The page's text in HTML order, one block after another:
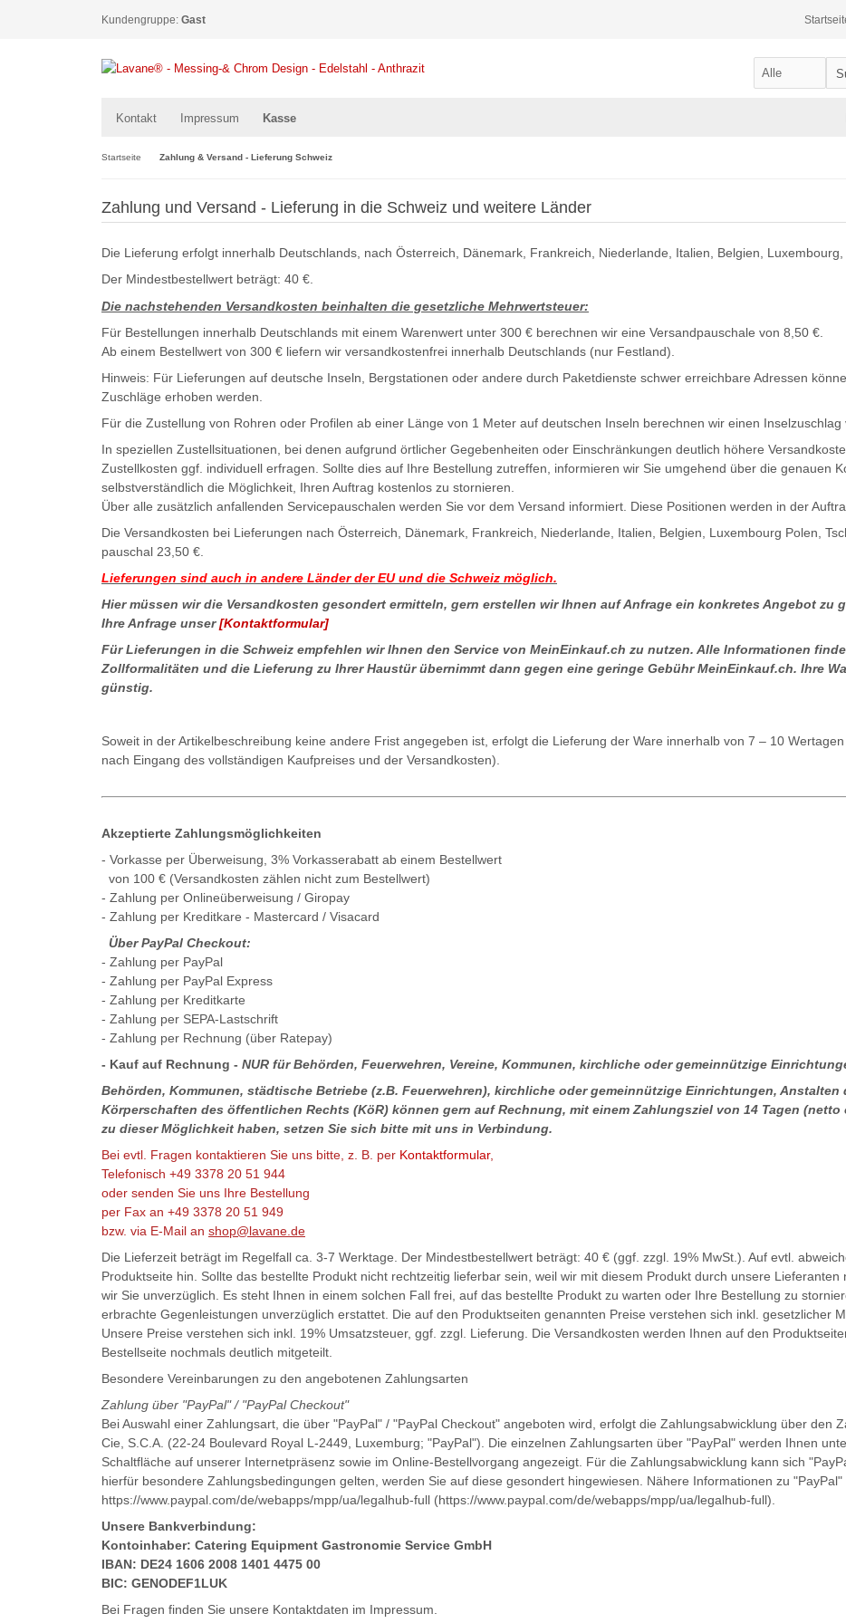
Kundengruppe: Gast
Kontakt Impressum Kasse
Startseite Zahlung & Versand - Lieferung Schweiz
Zahlung und Versand - Lieferung in die Schweiz und weitere Länder
Die Lieferung erfolgt innerhalb Deutschlands, nach Österreich, Dänemark, Frankreich, Niederlande, Italien, Belgien, Luxembourg,
Der Mindestbestellwert beträgt: 40 €.
Die nachstehenden Versandkosten beinhalten die gesetzliche Mehrwertsteuer:
Für Bestellungen innerhalb Deutschlands mit einem Warenwert unter 300 € berechnen wir eine Versandpauschale von 8,50 €.
Ab einem Bestellwert von 300 € liefern wir versandkostenfrei innerhalb Deutschlands (nur Festland).
Hinweis: Für Lieferungen auf deutsche Inseln, Bergstationen oder andere durch Paketdienste schwer erreichbare Adressen
Zuschläge erhoben werden.
Für die Zustellung von Rohren oder Profilen ab einer Länge von 1 Meter auf deutschen Inseln berechnen wir einen Inselzuschlag
In speziellen Zustellsituationen, bei denen aufgrund örtlicher Gegebenheiten oder Einschränkungen deutlich höhere
Zustellkosten ggf. individuell erfragen. Sollte dies auf Ihre Bestellung zutreffen, informieren wir Sie umgehend über die genauen
selbstverständlich die Möglichkeit, Ihren Auftrag kostenlos zu stornieren.
Über alle zusätzlich anfallenden Servicepauschalen werden Sie vor dem Versand informiert. Diese Positionen werden in der
Die Versandkosten bei Lieferungen nach Österreich, Dänemark, Frankreich, Niederlande, Italien, Belgien, Luxembourg Polen,
pauschal 23,50 €.
Lieferungen sind auch in andere Länder der EU und die Schweiz möglich.
Hier müssen wir die Versandkosten gesondert ermitteln, gern erstellen wir Ihnen auf Anfrage ein konkretes Angebot
Ihre Anfrage unser[Kontaktformular]
Für Lieferungen in die Schweiz empfehlen wir Ihnen den Service von MeinEinkauf.ch zu nutzen. Alle Informationen
Zollformalitäten und die Lieferung zu Ihrer Haustür übernimmt dann gegen eine geringe Gebühr MeinEinkauf.ch. Ihre
günstig.
Soweit in der Artikelbeschreibung keine andere Frist angegeben ist, erfolgt die Lieferung der Ware innerhalb von 7 – 10
nach Eingang des vollständigen Kaufpreises und der Versandkosten).
Akzeptierte Zahlungsmöglichkeiten
- Vorkasse per Überweisung, 3% Vorkasserabatt ab einem Bestellwert
von 100 € (Versandkosten zählen nicht zum Bestellwert)
- Zahlung per Onlineüberweisung / Giropay
- Zahlung per Kreditkare - Mastercard / Visacard
Über PayPal Checkout:
- Zahlung per PayPal
- Zahlung per PayPal Express
- Zahlung per Kreditkarte
- Zahlung per SEPA-Lastschrift
- Zahlung per Rechnung (über Ratepay)
- Kauf auf Rechnung - NUR für Behörden, Feuerwehren, Vereine, Kommunen, kirchliche oder gemeinnützige
Behörden, Kommunen, städtische Betriebe (z.B. Feuerwehren), kirchliche oder gemeinnützige Einrichtungen,
Körperschaften des öffentlichen Rechts (KöR) können gern auf Rechnung, mit einem Zahlungsziel von 14 Tagen (netto
zu dieser Möglichkeit haben, setzen Sie sich bitte mit uns in Verbindung.
Bei evtl. Fragen kontaktieren Sie uns bitte, z. B. per Kontaktformular,
Telefonisch +49 3378 20 51 944
oder senden Sie uns Ihre Bestellung
per Fax an +49 3378 20 51 949
bzw. via E-Mail an shop@lavane.de
Die Lieferzeit beträgt im Regelfall ca. 3-7 Werktage. Der Mindestbestellwert beträgt: 40 € (ggf. zzgl. 19% MwSt.). Auf evtl.
Produktseite hin. Sollte das bestellte Produkt nicht rechtzeitig lieferbar sein, weil wir mit diesem Produkt durch unsere
wir Sie unverzüglich. Es steht Ihnen in einem solchen Fall frei, auf das bestellte Produkt zu warten oder Ihre Bestellung zu
erbrachte Gegenleistungen unverzüglich erstattet. Die auf den Produktseiten genannten Preise verstehen sich inkl. gesetzlicher
Unsere Preise verstehen sich inkl. 19% Umsatzsteuer, ggf. zzgl. Lieferung. Die Versandkosten werden Ihnen auf den
Bestellseite nochmals deutlich mitgeteilt.
Besondere Vereinbarungen zu den angebotenen Zahlungsarten
Zahlung über "PayPal" / "PayPal Checkout"
Bei Auswahl einer Zahlungsart, die über "PayPal" / "PayPal Checkout" angeboten wird, erfolgt die Zahlungsabwicklung über den
Cie, S.C.A. (22-24 Boulevard Royal L-2449, Luxemburg; "PayPal"). Die einzelnen Zahlungsarten über "PayPal" werden Ihnen
Schaltfläche auf unserer Internetpräsenz sowie im Online-Bestellvorgang angezeigt. Für die Zahlungsabwicklung kann sich
hierfür besondere Zahlungsbedingungen gelten, werden Sie auf diese gesondert hingewiesen. Nähere Informationen zu
https://www.paypal.com/de/webapps/mpp/ua/legalhub-full (https://www.paypal.com/de/webapps/mpp/ua/legalhub-full).
Unsere Bankverbindung:
Kontoinhaber: Catering Equipment Gastronomie Service GmbH
IBAN: DE24 1606 2008 1401 4475 00
BIC: GENODEF1LUK
Bei Fragen finden Sie unsere Kontaktdaten im Impressum.